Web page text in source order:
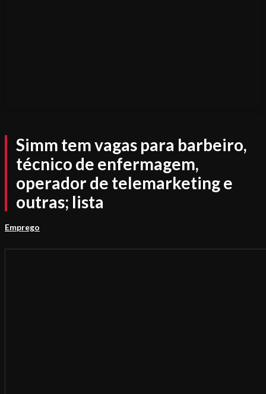
Simm tem vagas para barbeiro,
técnico de enfermagem,
operador de telemarketing e
outras; lista
Emprego